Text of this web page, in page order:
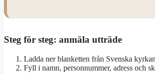
Steg för steg: anmäla utträde
Ladda ner blanketten från Svenska
Fyll i namn, personnummer, adress och